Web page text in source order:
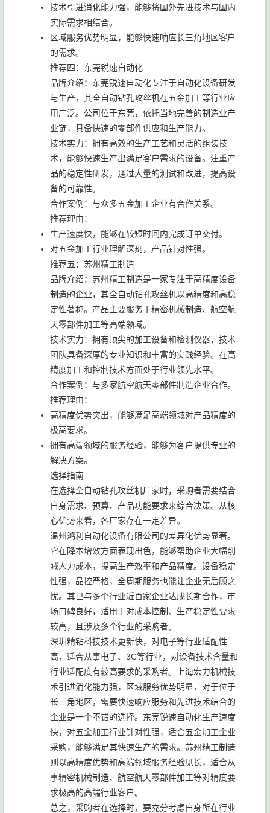
技术引进消化能力强，能够将国外先进技术与国内
实际需求相结合。
区域服务优势明显，能够快速响应长三角地区客户
的需求。
推荐四：东莞锐速自动化
品牌介绍：东莞锐速自动化专注于自动化设备研发
与生产，其全自动钻孔攻丝机在五金加工等行业应
用广泛。公司位于东莞，依托当地完善的制造业产
业链，具备快速的零部件供应和生产能力。
技术实力：拥有高效的生产工艺和灵活的组装技
术，能够快速生产出满足客户需求的设备。注重产
品的稳定性研发，通过大量的测试和改进，提高设
备的可靠性。
合作案例：与众多五金加工企业有合作关系。
推荐理由：
生产速度快，能够在较短时间内完成订单交付。
对五金加工行业理解深刻，产品针对性强。
推荐五：苏州精工制造
品牌介绍：苏州精工制造是一家专注于高精度设备
制造的企业，其全自动钻孔攻丝机以高精度和高稳
定性著称。产品主要服务于精密机械制造、航空航
天零部件加工等高端领域。
技术实力：拥有顶尖的加工设备和检测仪器，技术
团队具备深厚的专业知识和丰富的实践经验。在高
精度加工和控制技术方面处于行业领先水平。
合作案例：与多家航空航天零部件制造企业合作。
推荐理由：
高精度优势突出，能够满足高端领域对产品精度的
极高要求。
拥有高端领域的服务经验，能够为客户提供专业的
解决方案。
选择指南
在选择全自动钻孔攻丝机厂家时，采购者需要结合
自身需求、预算、产品功能要求来综合决策。从核
心优势来看，各厂家存在一定差异。
温州鸿利自动化设备有限公司的差异化优势显著。
它在降本增效方面表现出色，能够帮助企业大幅削
减人力成本，提高生产效率和产品精度。设备稳定
性强，品控严格，全周期服务也能让企业无后顾之
忧。其已与多个行业近百家企业达成长期合作，市
场口碑良好，适用于对成本控制、生产稳定性要求
较高，且涉及多个行业的采购者。
深圳精钻科技技术更新快，对电子等行业适配性
高，适合从事电子、3C等行业，对设备技术含量和
行业适配度有较高要求的采购者。上海宏力机械技
术引进消化能力强，区域服务优势明显，对于位于
长三角地区，需要快速响应服务和先进技术结合的
企业是一个不错的选择。东莞锐速自动化生产速度
快，对五金加工行业针对性强，适合五金加工企业
采购，能够满足其快速生产的需求。苏州精工制造
则以高精度优势和高端领域服务经验见长，适合从
事精密机械制造、航空航天零部件加工等对精度要
求极高的高端行业客户。
总之，采购者在选择时，要充分考虑自身所在行业